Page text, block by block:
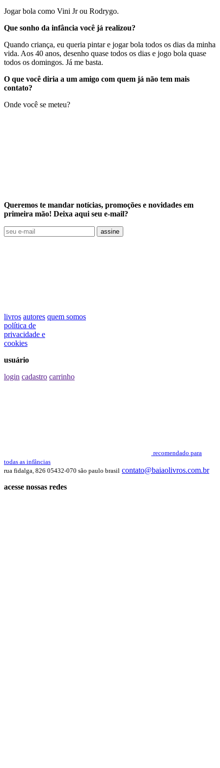
Jogar bola como Vini Jr ou Rodrygo.
Que sonho da infância você já realizou?
Quando criança, eu queria pintar e jogar bola todos os dias da minha
vida. Aos 40 anos, desenho quase todos os dias e jogo bola quase
todos os domingos. Já me basta.
O que você diria a um amigo com quem já não tem mais
contato?
Onde você se meteu?
Queremos te mandar notícias, promoções e novidades em
primeira mão! Deixa aqui seu e-mail?
assine
livros autores quem somos
política de
privacidade e
cookies
usuário
login cadastro carrinho
recomendado para
todas as infâncias
rua fidalga, 826 05432-070 são paulo brasil contato@baiaolivros.com.br
acesse nossas redes